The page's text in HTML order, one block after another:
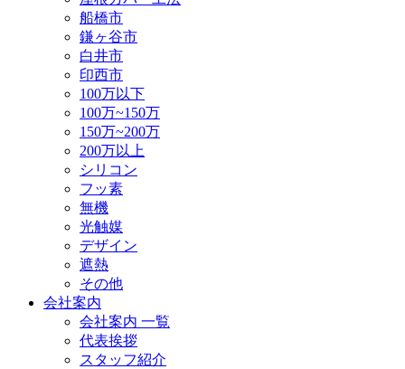
船橋市
鎌ヶ谷市
白井市
印西市
100万以下
100万~150万
150万~200万
200万以上
シリコン
フッ素
無機
光触媒
デザイン
遮熱
その他
会社案内
会社案内 一覧
代表挨拶
スタッフ紹介